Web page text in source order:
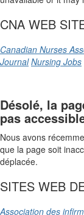
CNA WEB
Canadian Nurses
Journal Nursing Jobs
Désolé, la
pas
Nous avons
que la page soit
déplacée.
SITES WEB
Association des